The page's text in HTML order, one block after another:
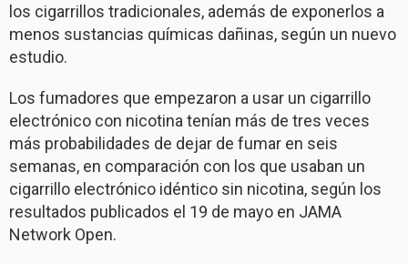
los cigarrillos tradicionales, además de exponerlos a
menos sustancias químicas dañinas, según un nuevo
estudio.
Los fumadores que empezaron a usar un cigarrillo
electrónico con nicotina tenían más de tres veces
más probabilidades de dejar de fumar en seis
semanas, en comparación con los que usaban un
cigarrillo electrónico idéntico sin nicotina, según los
resultados publicados el 19 de mayo en JAMA
Network Open.